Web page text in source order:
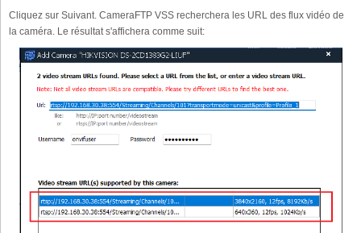
Cliquez sur Suivant. CameraFTP VSS recherchera les URL des flux vidéo de
la caméra. Le résultat s'affichera comme suit: